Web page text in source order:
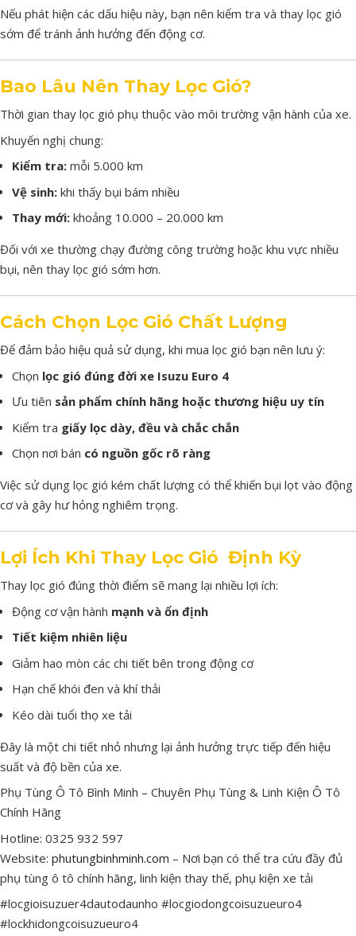
Nếu phát hiện các dấu hiệu này, bạn nên kiểm tra và thay lọc gió
sớm để tránh ảnh hưởng đến động cơ.
Bao Lâu Nên Thay Lọc Gió?
Thời gian thay lọc gió phụ thuộc vào môi trường vận hành của xe.
Khuyến nghị chung:
Kiểm tra: mỗi 5.000 km
Vệ sinh: khi thấy bụi bám nhiều
Thay mới: khoảng 10.000 – 20.000 km
Đối với xe thường chạy đường công trường hoặc khu vực nhiều
bụi, nên thay lọc gió sớm hơn.
Cách Chọn Lọc Gió Chất Lượng
Để đảm bảo hiệu quả sửdụng, khi mua lọc gió bạn nên lưu ý:
Chọn lọc gió đúng đời xe Isuzu Euro 4
Ưu tiên sản phẩm chính hãng hoặc thương hiệu uy tín
Kiểm tra giấy lọc dày, đều và chắc chắn
Chọn nơi bán có nguồn gốc rõ ràng
Việc sửdụng lọc gió kém chất lượng có thể khiến bụi lọt vào động
cơvà gây hưhỏng nghiêm trọng.
Lợi Ích Khi Thay Lọc Gió Định Kỳ
Thay lọc gió đúng thời điểm sẽ mang lại nhiều lợi ích:
Động cơvận hành mạnh và ổn định
Tiết kiệm nhiên liệu
Giảm hao mòn các chi tiết bên trong động cơ
Hạn chế khói đen và khíthải
Kéo dài tuổi thọ xe tải
Đây là một chi tiết nhỏ nhưng lại ảnh hưởng trực tiếp đến hiệu
suất và độ bền của xe.
Phụ Tùng Ô Tô Bình Minh – Chuyên Phụ Tùng & Linh Kiện Ô Tô
Chính Hãng
Hotline: 0325 932 597
Website: phutungbinhminh.com – Nơi bạn có thể tra cứu đầy đủ
phụ tùng ô tô chính hãng, linh kiện thay thế, phụ kiện xe tải
#locgioisuzuer4dautodaunho #locgiodongcoisuzueuro4
#lockhidongcoisuzueuro4